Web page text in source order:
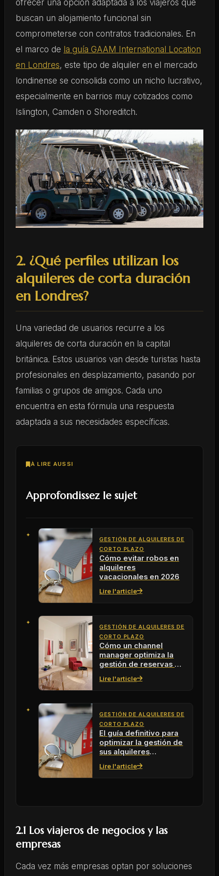
ofrecer una opción adaptada a los viajeros que
buscan un alojamiento funcional sin
comprometerse con contratos tradicionales. En
el marco de la guía GAAM International Location
en Londres, este tipo de alquiler en el mercado
londinense se consolida como un nicho lucrativo,
especialmente en barrios muy cotizados como
Islington, Camden o Shoreditch.
2. ¿Qué perfiles utilizan los
alquileres de corta duración
en Londres?
Una variedad de usuarios recurre a los
alquileres de corta duración en la capital
británica. Estos usuarios van desde turistas hasta
profesionales en desplazamiento, pasando por
familias o grupos de amigos. Cada uno
encuentra en esta fórmula una respuesta
adaptada a sus necesidades específicas.
À LIRE AUSSI
Approfondissez le sujet
GESTIÓN DE ALQUILERES DE
CORTO PLAZO
Cómo evitar robos en
alquileres
vacacionales en 2026
Lire l'article
GESTIÓN DE ALQUILERES DE
CORTO PLAZO
Cómo un channel
manager optimiza la
gestión de reservas en
Lire l'article
GESTIÓN DE ALQUILERES DE
CORTO PLAZO
El guía definitivo para
optimizar la gestión de
sus alquileres
vacacionales
Lire l'article
2.1 Los viajeros de negocios y las
empresas
Cada vez más empresas optan por soluciones